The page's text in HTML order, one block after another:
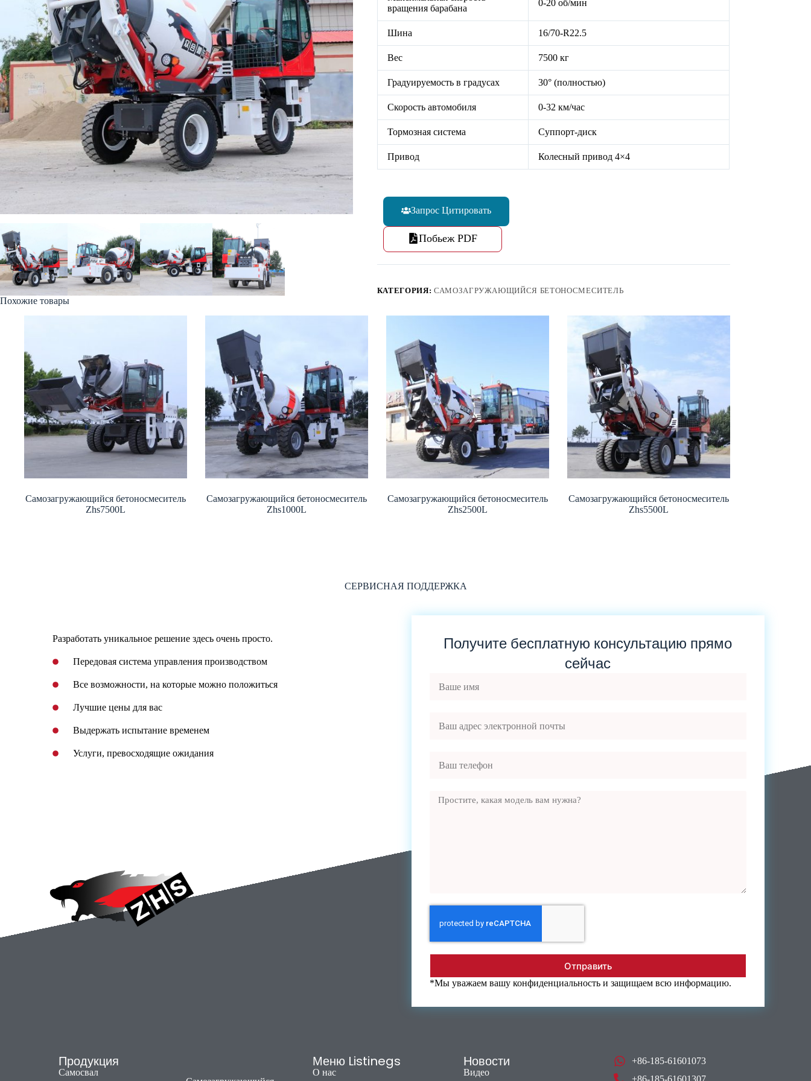
вращения барабана
0-20 об/мин
Шина 16/70-R22.5
Вес 7500 кг
Градуируемость в градусах 30° (полностью)
Скорость автомобиля 0-32 км/час
Тормозная система Суппорт-диск
Привод Колесный привод 4×4
Запрос Цитировать
Побьеж PDF
КАТЕГОРИЯ: САМОЗАГРУЖАЮЩИЙСЯ БЕТОНОСМЕСИТЕЛЬ
Похожие товары
Самозагружающийся бетоносмеситель
Zhs7500L
Самозагружающийся бетоносмеситель
Zhs1000L
Самозагружающийся бетоносмеситель
Zhs2500L
Самозагружающийся бетоносмеситель
Zhs5500L
СЕРВИСНАЯ ПОДДЕРЖКА
Разработать уникальное решение здесь очень просто.
Передовая система управления производством
Все возможности, на которые можно положиться
Лучшие цены для вас
Выдержать испытание временем
Услуги, превосходящие ожидания
Получите бесплатную консультацию прямо
сейчас
Отправить
*Мы уважаем вашу конфиденциальность и защищаем всю информацию.
Продукция
Самосвал
Меню Listinegs
О нас
Новости
Видео
+86-185-61601073
+86-185-61601307